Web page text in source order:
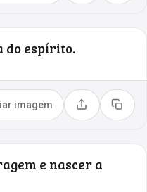
do espírito.
imagem Compartilhar
Copiar
e nascer a